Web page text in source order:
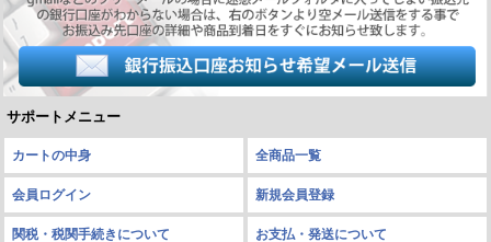
サポートメニュー
カートの中身 全商品一覧
会員ログイン 新規会員登録
関税・税関手続きについて お支払・発送について